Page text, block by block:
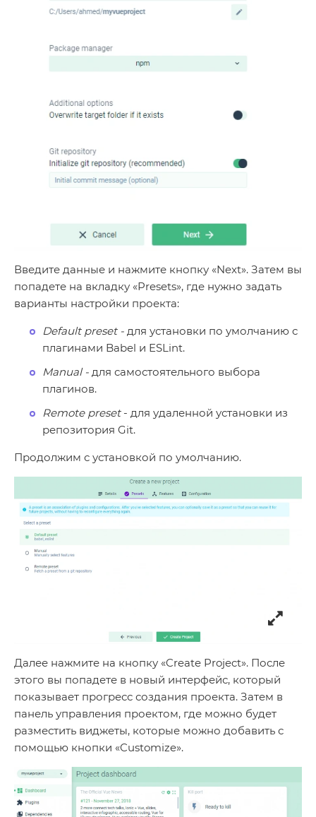
Введите данные и нажмите кнопку «Next». Затем вы
попадете на вкладку «Presets», где нужно задать
варианты настройки проекта:
Default preset - для установки по умолчанию с
плагинами Babel и ESLint.
Manual - для самостоятельного выбора
плагинов.
Remote preset- для удаленной установки из
репозитория Git.
Продолжим с установкой по умолчанию.
Далее нажмите на кнопку «Create Project». После
этого вы попадете в новый интерфейс, который
показывает прогресс создания проекта. Затем в
панель управления проектом, где можно будет
разместить виджеты, которые можно добавить с
помощью кнопки «Customize».